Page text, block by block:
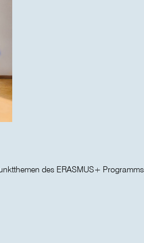
des ERASMUS+